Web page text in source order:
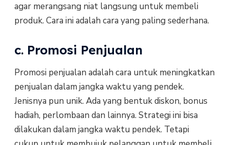
agar merangsang niat langsung untuk membeli
produk. Cara ini adalah cara yang paling sederhana.
c. Promosi Penjualan
Promosi penjualan adalah cara untuk meningkatkan
penjualan dalam jangka waktu yang pendek.
Jenisnya pun unik. Ada yang bentuk diskon, bonus
hadiah, perlombaan dan lainnya. Strategi ini bisa
dilakukan dalam jangka waktu pendek. Tetapi